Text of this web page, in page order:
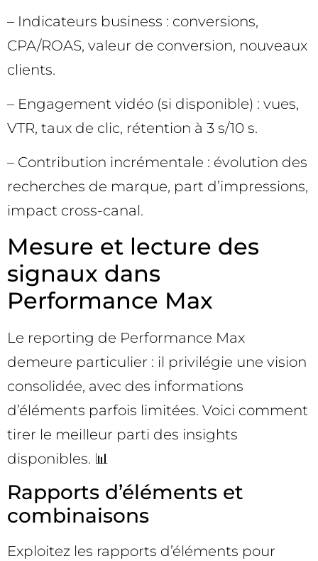
– Indicateurs business : conversions,
CPA/ROAS, valeur de conversion, nouveaux
clients.
– Engagement vidéo (si disponible) : vues,
VTR, taux de clic, rétention à 3 s/10 s.
– Contribution incrémentale : évolution des
recherches de marque, part d’impressions,
impact cross-canal.
Mesure et lecture des
signaux dans
Performance Max
Le reporting de Performance Max
demeure particulier : il privilégie une vision
consolidée, avec des informations
d’éléments parfois limitées. Voici comment
tirer le meilleur parti des insights
disponibles. 📊
Rapports d’éléments et
combinaisons
Exploitez les rapports d’éléments pour